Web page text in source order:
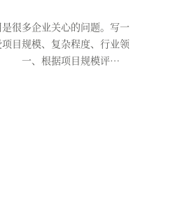
很多企业关心的问题。写一
目规模、复杂程度、行业领
一、根据项目规模评